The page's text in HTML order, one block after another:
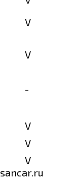
V
V
-
V
V
V